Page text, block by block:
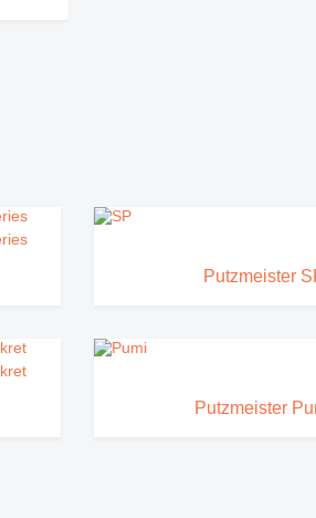
Putzmeister
Putzmeister